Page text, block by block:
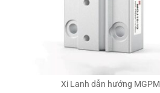
Xi Lanh dẫn hướng MGPM